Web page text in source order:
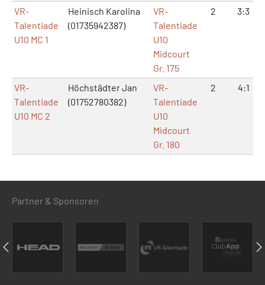
VR-
Talentiade
U10 MC 1
Heinisch Karolina
(01735942387)
VR-
Talentiade
U10
Midcourt
Gr. 175
2 3:3
VR-
Talentiade
U10 MC 2
Höchstädter Jan
(01752780382)
VR-
Talentiade
U10
Midcourt
Gr. 180
2 4:1
Partner & Sponsoren